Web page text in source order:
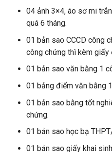
04 ảnh 3×4, áo sơ mi
quá 6 tháng.
01 bản sao CCCD công
công chứng thì kèm giấy
01 bản sao văn bằng 1
01 bảng điểm văn bằng
01 bản sao bằng tốt
chứng.
01 bản sao học bạ
01 bản sao giấy khai